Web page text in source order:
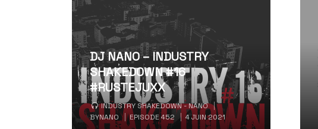
DJ NANO – INDUSTRY
SHAKEDOWN #16
#RUSTEJUXX
INDUSTRY SHAKEDOWN - NANO
BYNANO EPISODE 452 4 JUIN 2021